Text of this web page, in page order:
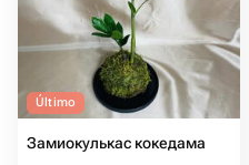
Último
Замиокулькас кокедама